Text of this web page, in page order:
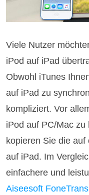
Viele Nutzer
iPod auf iPad
Obwohl iTunes
auf iPad zu
kompliziert. Vor
iPod auf PC/Mac
kopieren Sie die
auf iPad. Im
einfachere und
Aiseesoft FoneTrans